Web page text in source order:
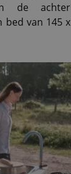
de
van 145